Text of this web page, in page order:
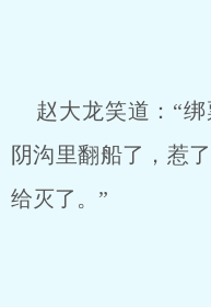
赵大龙笑道：“绑
阴沟里翻船了，惹
给灭了。”